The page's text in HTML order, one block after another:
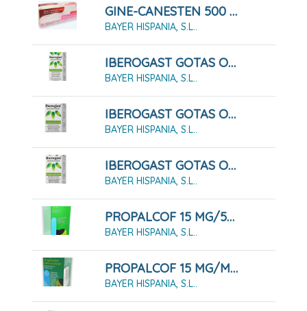
GINE-CANESTEN 500 MG CAPSULA VAGINAL BLANDA , 1 Capsula Vaginal Blanda + 1 Aplicador
BAYER HISPANIA, S.L..
IBEROGAST GOTAS ORALES EN SOLUCION Frasco De 100 Ml
BAYER HISPANIA, S.L..
IBEROGAST GOTAS ORALES EN SOLUCION Frasco De 20 Ml
BAYER HISPANIA, S.L..
IBEROGAST GOTAS ORALES EN SOLUCION Frasco De 50 Ml
BAYER HISPANIA, S.L..
PROPALCOF 15 MG/5ML JARABE
BAYER HISPANIA, S.L..
PROPALCOF 15 MG/ML GOTAS ORALES EN SOLUCIÓN
BAYER HISPANIA, S.L..